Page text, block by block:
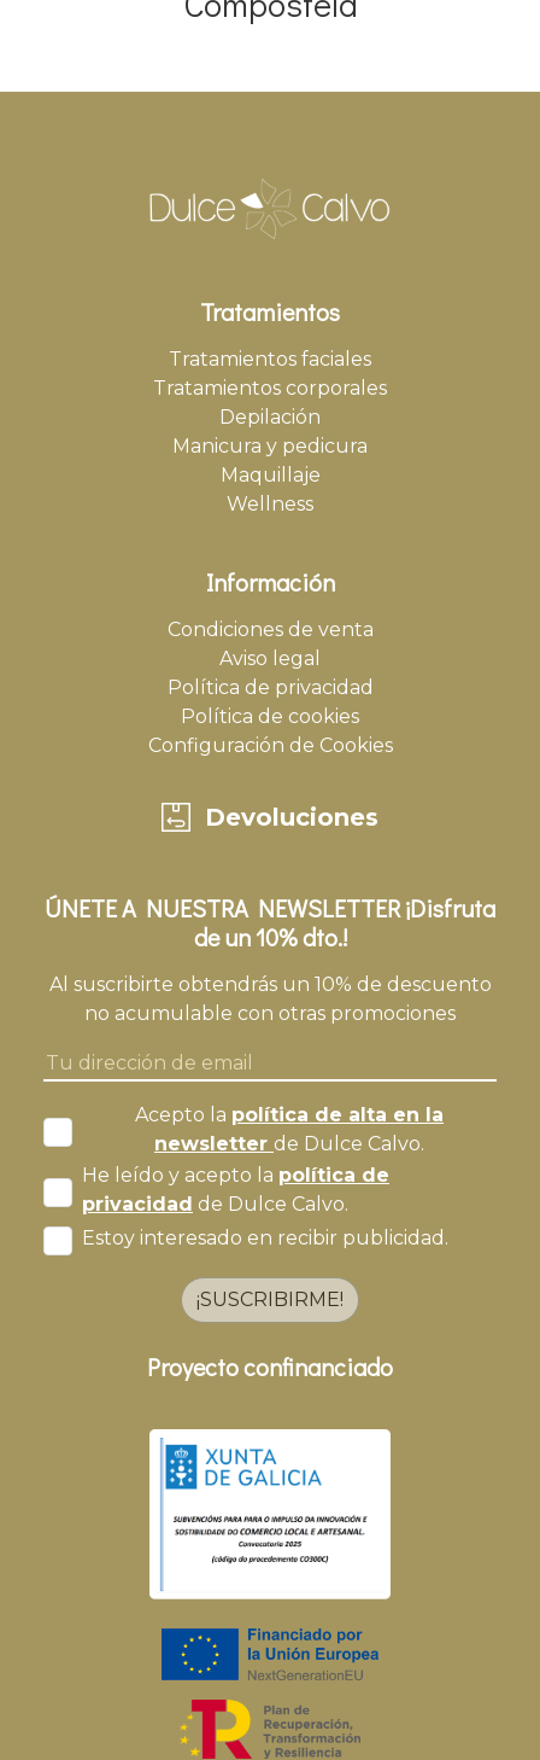
Tratamientos
Tratamientos faciales
Tratamientos corporales
Depilación
Manicura y pedicura
Maquillaje
Wellness
Información
Condiciones de venta
Aviso legal
Política de privacidad
Política de cookies
Configuración de Cookies
Devoluciones
ÚNETE A NUESTRA NEWSLETTER ¡Disfruta
de un 10% dto.!
Al suscribirte obtendrás un 10% de descuento
no acumulable con otras promociones
Acepto la política de alta en la
newsletter de Dulce Calvo.
He leído y acepto la política de
privacidad de Dulce Calvo.
Estoy interesado en recibir publicidad.
¡SUSCRIBIRME!
Proyecto confinanciado